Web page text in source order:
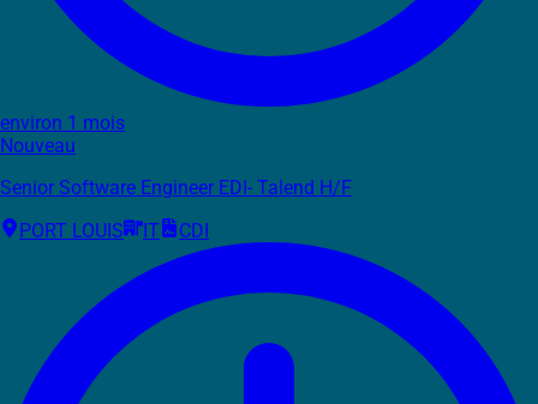
environ 1 mois
Nouveau
Senior Software Engineer EDI- Talend H/F
PORT LOUIS
IT CDI